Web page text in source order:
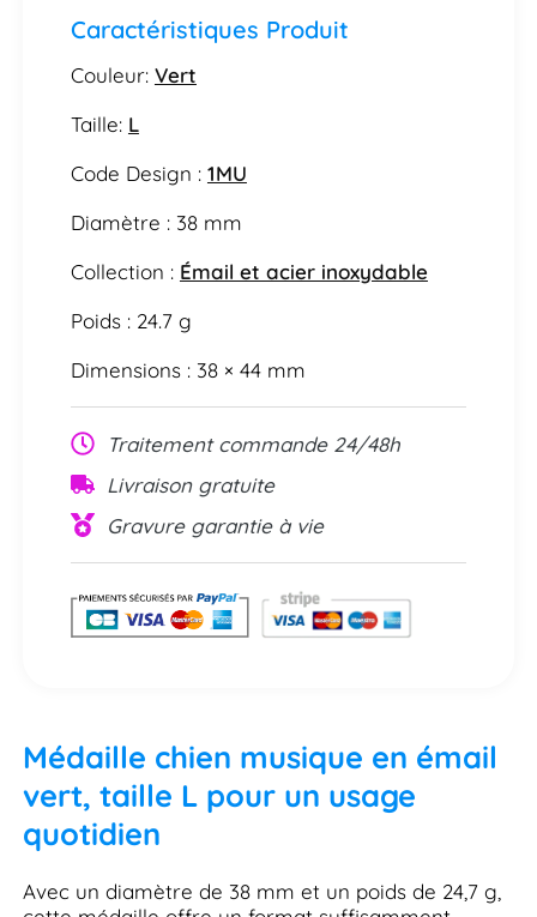
Caractéristiques Produit
Couleur: Vert
Taille: L
Code Design : 1MU
Diamètre : 38 mm
Collection : Émail et acier inoxydable
Poids : 24.7 g
Dimensions : 38 × 44 mm
Traitement commande 24/48h
Livraison gratuite
Gravure garantie à vie
Médaille chien musique en émail
vert, taille L pour un usage
quotidien
Avec un diamètre de 38 mm et un poids de 24,7 g,